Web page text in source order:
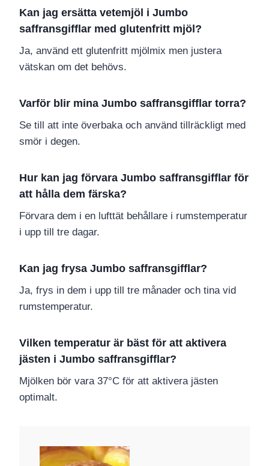
Kan jag ersätta vetemjöl i Jumbo
saffransgifflar med glutenfritt mjöl?
Ja, använd ett glutenfritt mjölmix men justera
vätskan om det behövs.
Varför blir mina Jumbo saffransgifflar torra?
Se till att inte överbaka och använd tillräckligt med
smör i degen.
Hur kan jag förvara Jumbo saffransgifflar för
att hålla dem färska?
Förvara dem i en lufttät behållare i rumstemperatur
i upp till tre dagar.
Kan jag frysa Jumbo saffransgifflar?
Ja, frys in dem i upp till tre månader och tina vid
rumstemperatur.
Vilken temperatur är bäst för att aktivera
jästen i Jumbo saffransgifflar?
Mjölken bör vara 37°C för att aktivera jästen
optimalt.